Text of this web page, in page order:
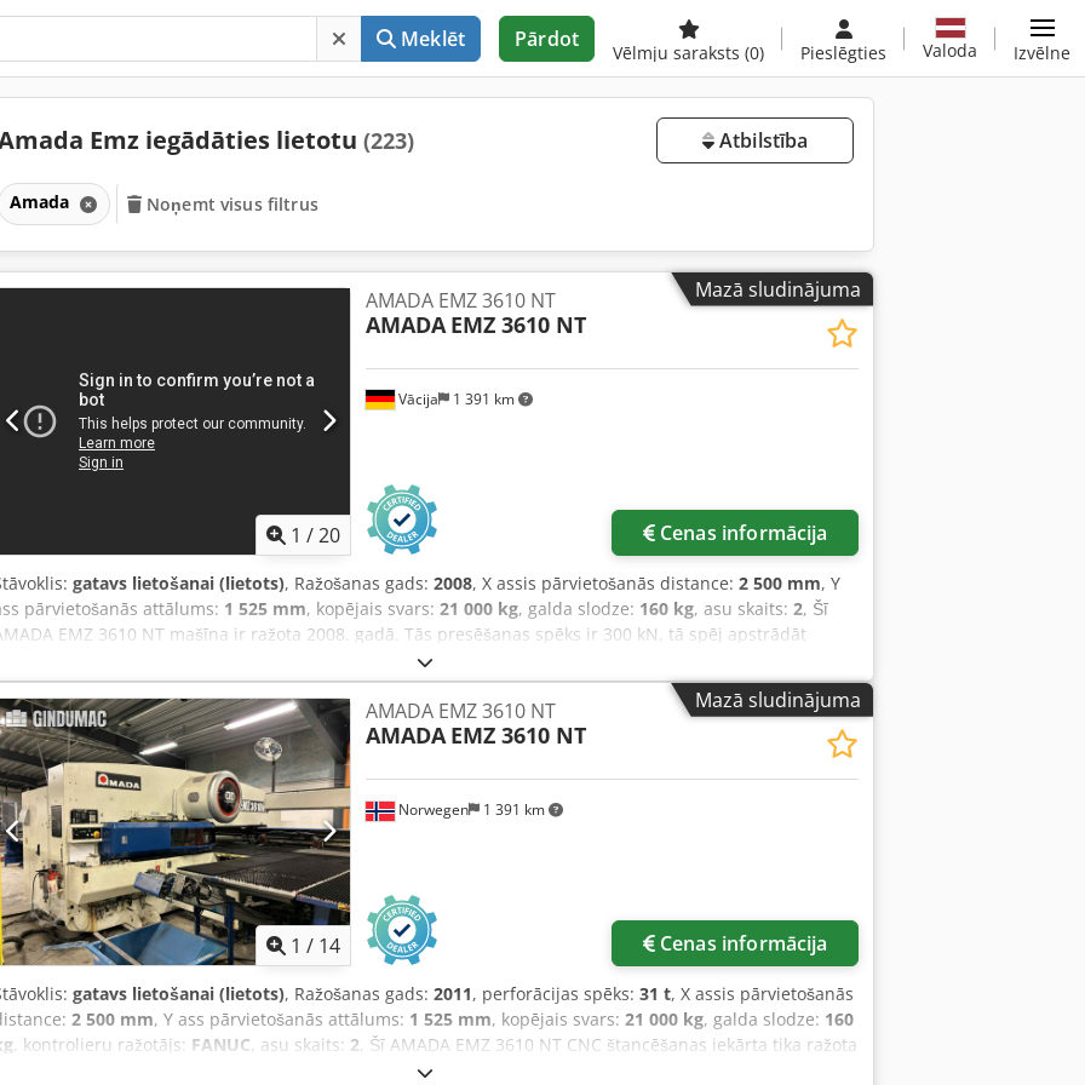
Meklēt Pārdot
Vēlmju saraksts (0) Pieslēgties Valoda Izvēlne
Emz iegādāties lietotu (223) Atbilstība
Amada Noņemt visus filtrus
Mazā sludinājuma
1 /20
Vācija 1 391 km
AMADA EMZ 3610 NT
AMADA EMZ 3610 NT
Cenas informācija
gatavs lietošanai (lietots), Ražošanas gads: 2008, X assis pārvietošanās distance: 2 500 mm, Y
pārvietošanās attālums: 1 525 mm, kopējais svars: 21 000 kg, galda slodze: 160 kg, asu skaits: 2, Šī
EMZ 3610 NT mašīna ir ražota 2008. gadā. Tās presēšanas spēks ir 300 kN, tā spēj apstrādāt
materiālus ar biezumu līdz 4,5 mm, un galda maksimālā slodze ir 160 kg. Mašīna ir aprīkota ar 45
stacijām ar automātisko indeksēšanu un sasniedz 1000 sitienu/min. ātrumu. Ja jūs meklējat
kvalitātes caurumošanas iespējas, apsveriet iespēju iegādāties mūsu piedāvāto AMADA EMZ 3610
mašīnu. Sazinieties ar mums, lai saņemtu vairāk informācijas. • Spiedes spēks: 300 kN • Pārvietošanās
ar pozicionēšanu (X/Y): 5000 mm / 1525 mm • Maks. materiāla biezums: 4,5 mm • Pārvietošanās
(X/Y): 100 m/min / 80 m/min • Asu ātrums: 128 m/min • Pozicionēšanas precizitāte: ±0,1 mm •
stacijas: 45 Codpfjzra Rwex Antjha • Automātiskās indeksēšanas stacijas: 2x B / 2x C • Pārbaudīta
diviem gadiem, un katru gadu apkopota Amada • Revolvera ātrums: 30 apgr./min • Gājienu skaits:
gājieni/minmašīna vairs nav pieslēgta strāvaiPapildus aprīkojums, nav iekļauts cenā: instrumenti un
kvalitātes rezerves daļas, skatīt fotogrāfijas (sākotnējā cena 80 000 €)
Mazā sludinājuma
1 / 14
Norwegen 1 391 km
AMADA EMZ 3610 NT
AMADA EMZ 3610 NT
Cenas informācija
gatavs lietošanai (lietots), Ražošanas gads: 2011, perforācijas spēks: 31 t, X assis pārvietošanās
2 500 mm, Y ass pārvietošanās attālums: 1 525 mm, kopējais svars: 21 000 kg, galda slodze: 160
, kontrolieru ražotājs: FANUC, asu skaits: 2, Šī AMADA EMZ 3610 NT CNC štancēšanas iekārta tika ražota
2011. gadā. Tai ir Fanuc vadības sistēma, caurumošanas spēks 300 kN un darba laukums 2500 x 1525 mm,